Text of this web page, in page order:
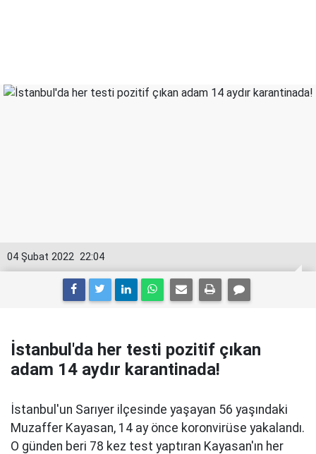
22:04
04 Şubat 2022
İstanbul'da her testi pozitif çıkan
adam 14 aydır karantinada!
İstanbul'un Sarıyer ilçesinde yaşayan 56 yaşındaki
Muzaffer Kayasan, 14 ay önce koronvirüse yakalandı.
O günden beri 78 kez test yaptıran Kayasan'ın her